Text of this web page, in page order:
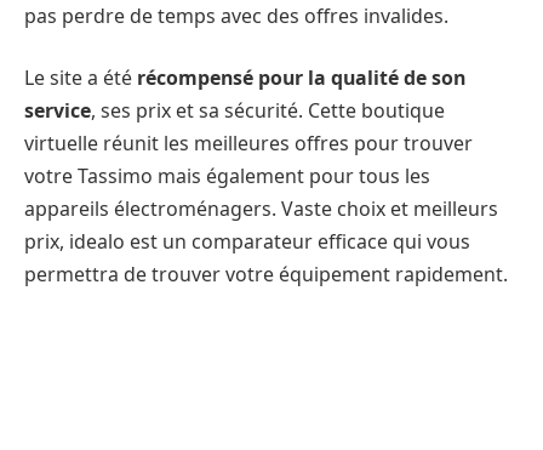
pas perdre de temps avec des offres invalides.
Le site a été récompensé pour la qualité de son
service, ses prix et sa sécurité. Cette boutique
virtuelle réunit les meilleures offres pour trouver
votre Tassimo mais également pour tous les
appareils électroménagers. Vaste choix et meilleurs
prix, idealo est un comparateur efficace qui vous
permettra de trouver votre équipement rapidement.